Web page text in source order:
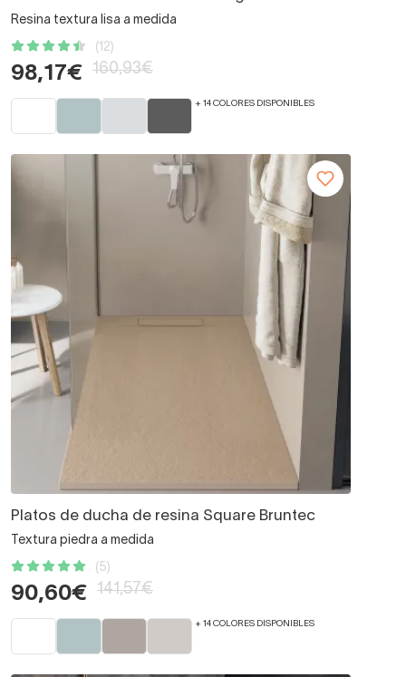
Resina textura lisa a medida
(12)
98,17€ 160,93€
+ 14 COLORES DISPONIBLES
Platos de ducha de resina Square Bruntec
Textura piedra a medida
(5)
90,60€ 141,57€
+ 14 COLORES DISPONIBLES